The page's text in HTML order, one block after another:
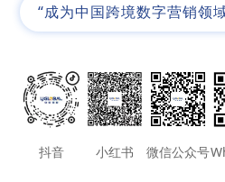
“成为中国跨境数字营销领
抖音 小红书 微信公众号